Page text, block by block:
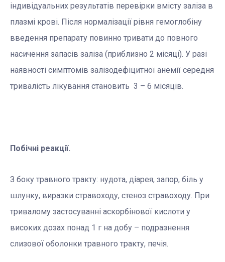
індивідуальних результатів перевірки вмісту заліза в
плазмі крові. Після нормалізації рівня гемоглобіну
введення препарату повинно тривати до повного
насичення запасів заліза (приблизно 2 місяці). У разі
наявності симптомів залізодефіцитної анемії середня
тривалість лікування становить 3 – 6 місяців.
Побічні реакції.
З боку травного тракту: нудота, діарея, запор, біль у
шлунку, виразки стравоходу, стеноз стравоходу. При
тривалому застосуванні аскорбінової кислоти у
високих дозах понад 1 г на добу – подразнення
слизової оболонки травного тракту, печія.